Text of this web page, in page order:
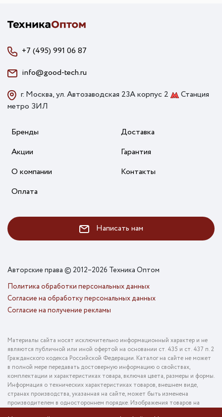
+7 (495) 991 06 87
info@good-tech.ru
г. Москва, ул. Автозаводская 23А корпус 2
Станция
метро ЗИЛ
Бренды
Акции
О компании
Оплата
Доставка
Гарантия
Контакты
Написать нам
Авторские права © 2012–2026 Техника Оптом
Политика обработки персональных данных
Согласие на обработку персональных данных
Согласие на получение рекламы
Материалы сайта носят исключительно информационный характер и не
являются публичной или иной офертой на основании ст. 435 и ст. 437 п. 2
Гражданского кодекса Российской Федерации. Каталог на сайте не может
в полной мере передавать достоверную информацию о свойствах,
комплектации и характеристиках товара, включая цвета, размеры и формы.
Информация о технических характеристиках товаров, внешнем виде,
странах производства, указанная на сайте, может быть изменена
производителем в одностороннем порядке. Изображения товаров на